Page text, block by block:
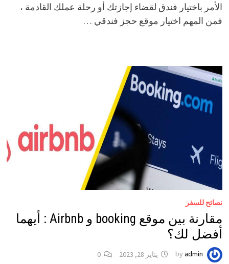
الأمر باختيار فندق لقضاء إجازتك أو رحلة عملك القادمة ،
فمن المهم اختيار موقع حجز فندقي …
نصائح للسفر
مقارنة بين موقع booking و Airbnb : أيهما
أفضل لك؟
byadmin يناير 28, 2023 0